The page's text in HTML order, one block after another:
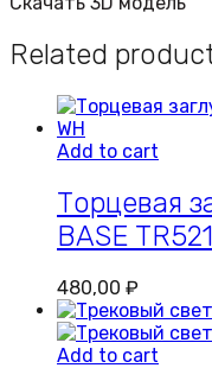
Related
Add to cart
Торцевая
BASE
480,00 ₽
Add to cart